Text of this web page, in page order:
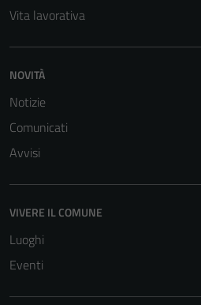
Vita lavorativa
NOVITÀ
Notizie
Comunicati
Avvisi
VIVERE IL COMUNE
Luoghi
Eventi